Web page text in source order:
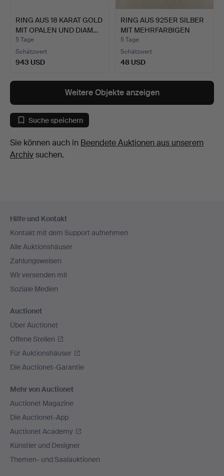
RING AUS 18 KARAT GOLD
MIT OPALEN UND DIAM…
5 Tage
Schätzwert
943 USD
RING AUS 925ER SILBER
MIT MEHRFARBIGEN
EDE…
5 Tage
Schätzwert
48 USD
Weitere Objekte anzeigen
Suche speichern
Sie können auch in Beendete Auktionen aus unserem
Archivsuchen.
Navigation
Hilfe und Kontakt
Kontakt mit dem Support aufnehmen
Alle Auktionshäuser
Zahlungsweisen
Wir versenden mit
Soziale Medien
Auctionet
Über Auctionet
Offene Stellen
Für Auktionshäuser
Die Auctionet-Garantie
Mehr von Auctionet
Auctionet Magazine
Die Auctionet-App
Auctionet Academy
Künstler und Designer
Themen- und Saalauktionen